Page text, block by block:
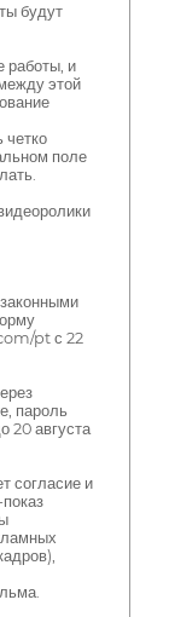
будут
работы, и
этой
поле
pt с 22
пароль
20 августа
согласие и